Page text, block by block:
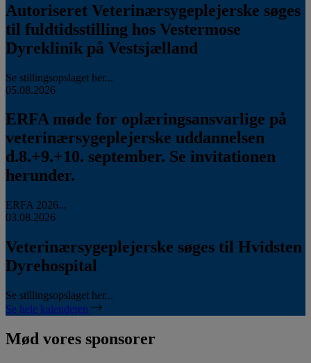
Autoriseret Veterinærsygeplejerske søges
til fuldtidsstilling hos Vestermose
Dyreklinik på Vestsjælland
Se stillingsopslaget her...
05.08.2026
ERFA møde for oplæringsansvarlige på
veterinærsygeplejerske uddannelsen
d.8.+9.+10. september. Se invitationen
herunder.
ERFA 2026...
03.08.2026
Veterinærsygeplejerske søges til Hvidsten
Dyrehospital
Se stillingsopslaget her...
Se hele kalenderen
Mød vores sponsorer